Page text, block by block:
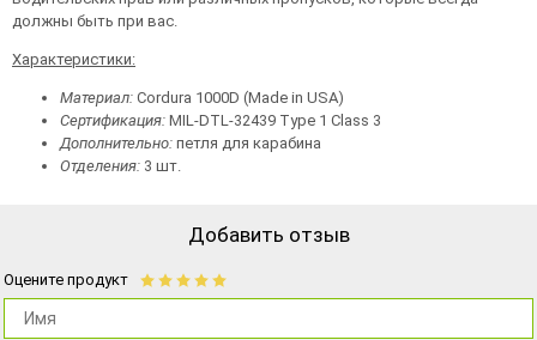
должны быть при вас.
Характеристики:
Материал: Cordura 1000D (Made in USA)
Сертификация: MIL-DTL-32439 Type 1 Class 3
Дополнительно: петля для карабина
Отделения: 3 шт.
Добавить отзыв
Оцените продукт